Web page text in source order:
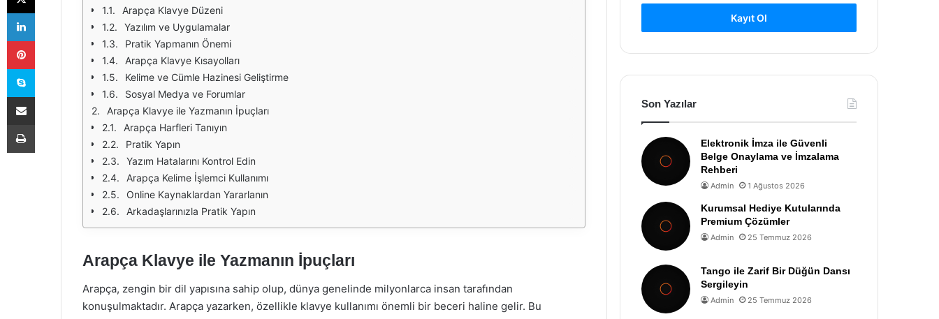
Arapça Klavye Düzeni
Yazılım ve Uygulamalar
Pratik Yapmanın Önemi
Arapça Klavye Kısayolları
Kelime ve Cümle Hazinesi Geliştirme
Sosyal Medya ve Forumlar
Arapça Klavye ile Yazmanın İpuçları
Arapça Harfleri Tanıyın
Pratik Yapın
Yazım Hatalarını Kontrol Edin
Arapça Kelime İşlemci Kullanımı
Online Kaynaklardan Yararlanın
Arkadaşlarınızla Pratik Yapın
Arapça Klavye ile Yazmanın İpuçları
Arapça, zengin bir dil yapısına sahip olup, dünya genelinde milyonlarca insan tarafından
konuşulmaktadır. Arapça yazarken, özellikle klavye kullanımı önemli bir beceri haline gelir. Bu
Kayıt Ol
Son Yazılar
Elektronik İmza ile Güvenli
Belge Onaylama ve İmzalama
Rehberi
Admin 1 Ağustos 2026
Kurumsal Hediye Kutularında
Premium Çözümler
Admin 25 Temmuz 2026
Tango ile Zarif Bir Düğün Dansı
Sergileyin
Admin 25 Temmuz 2026
LinkedIn
Pinterest
Skype
E-Posta ile paylaş